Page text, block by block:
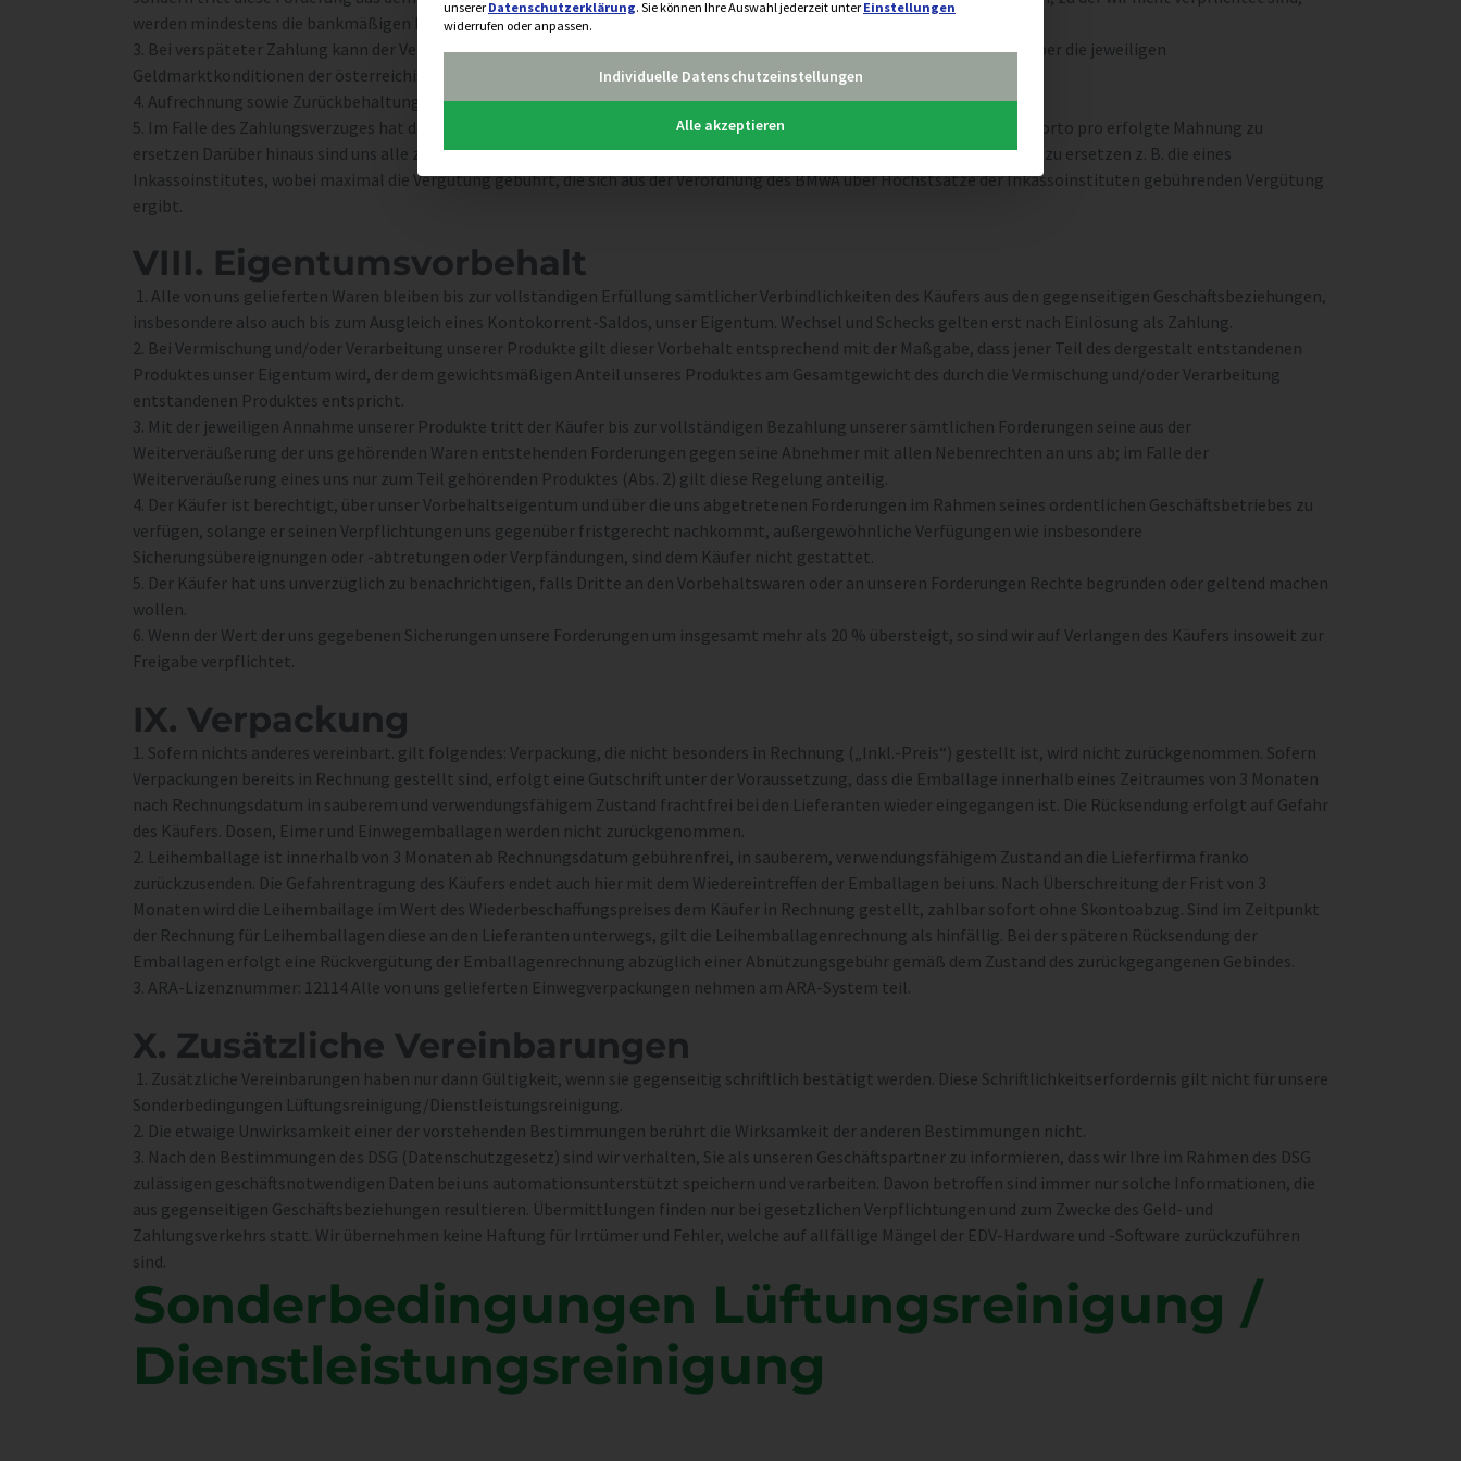
werden mindestens die bankmäßigen Diskont- und Einziehungsspesen berechnet.
3. Bei verspäteter Zahlung kann der Verkäufer Verzugszinsen in angemessener Höhe, mindestens jedoch in Höhe von 2 % über die jeweiligen
Geldmarktkonditionen der österreichischen Banken berechnen.
4. Aufrechnung sowie Zurückbehaltungsrecht gegenüber Forderungen des Verkäufers sind dem Käufer nicht gestattet.
5. Im Falle des Zahlungsverzuges hat der Kunde die uns entstehenden Mahnkosten gestaffelt nach Mahnstufen zuzüglich Porto pro erfolgte Mahnung zu
ersetzen Darüber hinaus sind uns alle zur zweckentsprechenden Rechtsverfolgung notwendigen Mahn- und Inkassospesen zu ersetzen z. B. die eines
Inkassoinstitutes, wobei maximal die Vergütung gebührt, die sich aus der Verordnung des BMwA über Höchstsätze der Inkassoinstituten gebührenden Vergütung
ergibt.
VIII. Eigentums­vorbehalt
1. Alle von uns gelieferten Waren bleiben bis zur vollständigen Erfüllung sämtlicher Verbindlichkeiten des Käufers aus den gegenseitigen Geschäftsbeziehungen,
insbesondere also auch bis zum Ausgleich eines Kontokorrent-Saldos, unser Eigentum. Wechsel und Schecks gelten erst nach Einlösung als Zahlung.
2. Bei Vermischung und/oder Verarbeitung unserer Produkte gilt dieser Vorbehalt entsprechend mit der Maßgabe, dass jener Teil des dergestalt entstandenen
Produktes unser Eigentum wird, der dem gewichtsmäßigen Anteil unseres Produktes am Gesamtgewicht des durch die Vermischung und/oder Verarbeitung
entstandenen Produktes entspricht.
3. Mit der jeweiligen Annahme unserer Produkte tritt der Käufer bis zur vollständigen Bezahlung unserer sämtlichen Forderungen seine aus der
Weiterveräußerung der uns gehörenden Waren entstehenden Forderungen gegen seine Abnehmer mit allen Nebenrechten an uns ab; im Falle der
Weiterveräußerung eines uns nur zum Teil gehörenden Produktes (Abs. 2) gilt diese Regelung anteilig.
4. Der Käufer ist berechtigt, über unser Vorbehaltseigentum und über die uns abgetretenen Forderungen im Rahmen seines ordentlichen Geschäftsbetriebes zu
verfügen, solange er seinen Verpflichtungen uns gegenüber fristgerecht nachkommt, außergewöhnliche Verfügungen wie insbesondere
Sicherungsübereignungen oder -abtretungen oder Verpfändungen, sind dem Käufer nicht gestattet.
5. Der Käufer hat uns unverzüglich zu benachrichtigen, falls Dritte an den Vorbehaltswaren oder an unseren Forderungen Rechte begründen oder geltend machen
wollen.
6. Wenn der Wert der uns gegebenen Sicherungen unsere Forderungen um insgesamt mehr als 20 % übersteigt, so sind wir auf Verlangen des Käufers insoweit zur
Freigabe verpflichtet.
IX. Verpackung
1. Sofern nichts anderes vereinbart. gilt folgendes: Verpackung, die nicht besonders in Rechnung („Inkl.-Preis“) gestellt ist, wird nicht zurückgenommen. Sofern
Verpackungen bereits in Rechnung gestellt sind, erfolgt eine Gutschrift unter der Voraussetzung, dass die Emballage innerhalb eines Zeitraumes von 3 Monaten
nach Rechnungsdatum in sauberem und verwendungsfähigem Zustand frachtfrei bei den Lieferanten wieder eingegangen ist. Die Rücksendung erfolgt auf Gefahr
des Käufers. Dosen, Eimer und Einwegemballagen werden nicht zurückgenommen.
2. Leihemballage ist innerhalb von 3 Monaten ab Rechnungsdatum gebührenfrei, in sauberem, verwendungsfähigem Zustand an die Lieferfirma franko
zurückzusenden. Die Gefahrentragung des Käufers endet auch hier mit dem Wiedereintreffen der Emballagen bei uns. Nach Überschreitung der Frist von 3
Monaten wird die Leihembailage im Wert des Wiederbeschaffungspreises dem Käufer in Rechnung gestellt, zahlbar sofort ohne Skontoabzug. Sind im Zeitpunkt
der Rechnung für Leihemballagen diese an den Lieferanten unterwegs, gilt die Leihemballagenrechnung als hinfällig. Bei der späteren Rücksendung der
Emballagen erfolgt eine Rückvergütung der Emballagenrechnung abzüglich einer Abnützungsgebühr gemäß dem Zustand des zurückgegangenen Gebindes.
3. ARA-Lizenznummer: 12114 Alle von uns gelieferten Einwegverpackungen nehmen am ARA-System teil.
X. Zusätzliche Verein­barungen
1. Zusätzliche Vereinbarungen haben nur dann Gültigkeit, wenn sie gegenseitig schriftlich bestätigt werden. Diese Schriftlichkeitserfordernis gilt nicht für unsere
Sonderbedingungen Lüftungsreinigung/Dienstleistungsreinigung.
2. Die etwaige Unwirksamkeit einer der vorstehenden Bestimmungen berührt die Wirksamkeit der anderen Bestimmungen nicht.
3. Nach den Bestimmungen des DSG (Datenschutzgesetz) sind wir verhalten, Sie als unseren Geschäftspartner zu informieren, dass wir Ihre im Rahmen des DSG
zulässigen geschäftsnotwendigen Daten bei uns automationsunterstützt speichern und verarbeiten. Davon betroffen sind immer nur solche Informationen, die
aus gegenseitigen Geschäftsbeziehungen resultieren. Übermittlungen finden nur bei gesetzlichen Verpflichtungen und zum Zwecke des Geld- und
Zahlungsverkehrs statt. Wir übernehmen keine Haftung für Irrtümer und Fehler, welche auf allfällige Mängel der EDV-Hardware und -Software zurückzuführen
sind.
Sonder­beding­ungen Lüftungs­reinigung /
Dienst­leistungs­reinigung
unsererDatenschutzerklärung. Sie können Ihre Auswahl jederzeit unterEinstellungen
widerrufen oder anpassen.
Individuelle Datenschutzeinstellungen
Alle akzeptieren